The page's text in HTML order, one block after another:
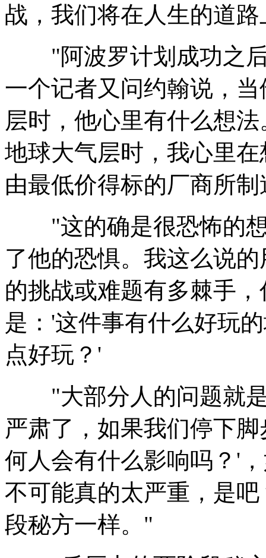
战，我们将在人生的道
"阿波罗计划成功之后
一个记者又问约翰说，
层时，他心里有什么想
地球大气层时，我心里
由最低价得标的厂商所
"这的确是很恐怖的想
了他的恐惧。我这么说
的挑战或难题有多棘手
是：'这件事有什么好玩
点好玩？'
"大部分人的问题就是
严肃了，如果我们停下
何人会有什么影响吗？'
不可能真的太严重，是
段秘方一样。"